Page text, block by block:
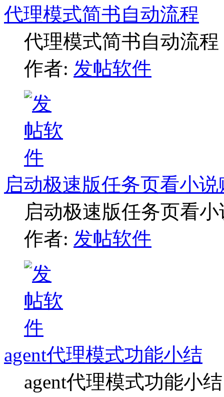
代理模式简书自动流程
代理模式简书自动流程
作者: 发帖软件
启动极速版任务页看小
启动极速版任务页看
作者: 发帖软件
agent代理模式功能小结
agent代理模式功能小结